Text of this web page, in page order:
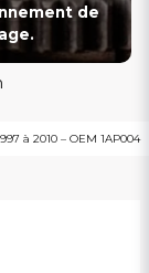
de
à 2010 – OEM 1AP004